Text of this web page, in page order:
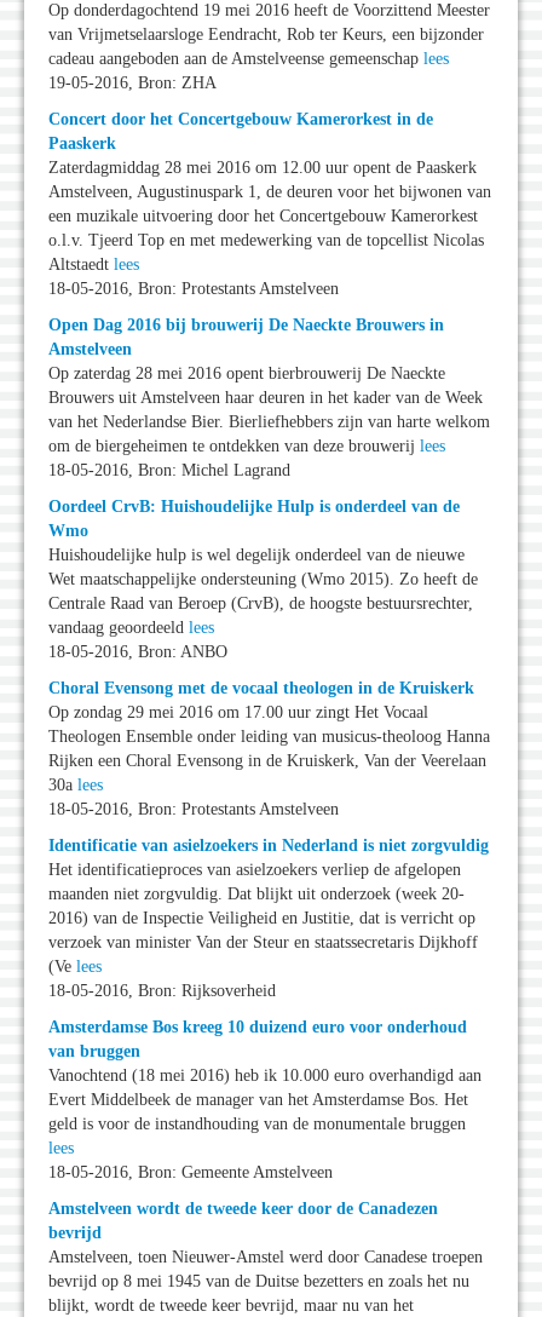
Op donderdagochtend 19 mei 2016 heeft de Voorzittend Meester
van Vrijmetselaarsloge Eendracht, Rob ter Keurs, een bijzonder
cadeau aangeboden aan de Amstelveense gemeenschap lees
19-05-2016, Bron: ZHA
Concert door het Concertgebouw Kamerorkest in de
Paaskerk
Zaterdagmiddag 28 mei 2016 om 12.00 uur opent de Paaskerk
Amstelveen, Augustinuspark 1, de deuren voor het bijwonen van
een muzikale uitvoering door het Concertgebouw Kamerorkest
o.l.v. Tjeerd Top en met medewerking van de topcellist Nicolas
Altstaedt lees
18-05-2016, Bron: Protestants Amstelveen
Open Dag 2016 bij brouwerij De Naeckte Brouwers in
Amstelveen
Op zaterdag 28 mei 2016 opent bierbrouwerij De Naeckte
Brouwers uit Amstelveen haar deuren in het kader van de Week
van het Nederlandse Bier. Bierliefhebbers zijn van harte welkom
om de biergeheimen te ontdekken van deze brouwerij lees
18-05-2016, Bron: Michel Lagrand
Oordeel CrvB: Huishoudelijke Hulp is onderdeel van de
Wmo
Huishoudelijke hulp is wel degelijk onderdeel van de nieuwe
Wet maatschappelijke ondersteuning (Wmo 2015). Zo heeft de
Centrale Raad van Beroep (CrvB), de hoogste bestuursrechter,
vandaag geoordeeld lees
18-05-2016, Bron: ANBO
Choral Evensong met de vocaal theologen in de Kruiskerk
Op zondag 29 mei 2016 om 17.00 uur zingt Het Vocaal
Theologen Ensemble onder leiding van musicus-theoloog Hanna
Rijken een Choral Evensong in de Kruiskerk, Van der Veerelaan
30a lees
18-05-2016, Bron: Protestants Amstelveen
Identificatie van asielzoekers in Nederland is niet zorgvuldig
Het identificatieproces van asielzoekers verliep de afgelopen
maanden niet zorgvuldig. Dat blijkt uit onderzoek (week 20-
2016) van de Inspectie Veiligheid en Justitie, dat is verricht op
verzoek van minister Van der Steur en staatssecretaris Dijkhoff
(Ve lees
18-05-2016, Bron: Rijksoverheid
Amsterdamse Bos kreeg 10 duizend euro voor onderhoud
van bruggen
Vanochtend (18 mei 2016) heb ik 10.000 euro overhandigd aan
Evert Middelbeek de manager van het Amsterdamse Bos. Het
geld is voor de instandhouding van de monumentale bruggen
lees
18-05-2016, Bron: Gemeente Amstelveen
Amstelveen wordt de tweede keer door de Canadezen
bevrijd
Amstelveen, toen Nieuwer-Amstel werd door Canadese troepen
bevrijd op 8 mei 1945 van de Duitse bezetters en zoals het nu
blijkt, wordt de tweede keer bevrijd, maar nu van het